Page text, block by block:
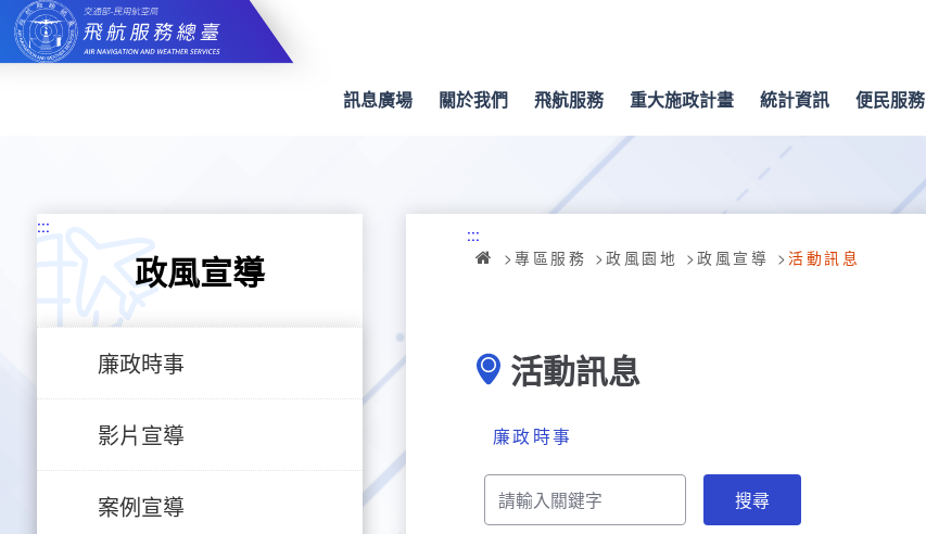
跳
到
主
要
訊息廣場 關於我們 飛航服務 重大施政計畫 統計資訊 便民服務
:::
政風宣導
廉政時事
影片宣導
案例宣導
:::
專區服務
政風園地 政風宣導 活動訊息
活動訊息
廉政時事
請
輸
入